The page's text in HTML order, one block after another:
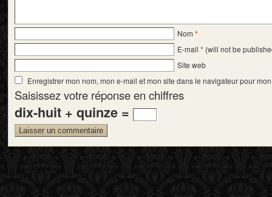
Nom *
E-mail * (will not be
Site web
Enregistrer mon nom, mon e-mail et mon site dans le navigateur pour
Saisissez votre réponse en chiffres
dix-huit + quinze =